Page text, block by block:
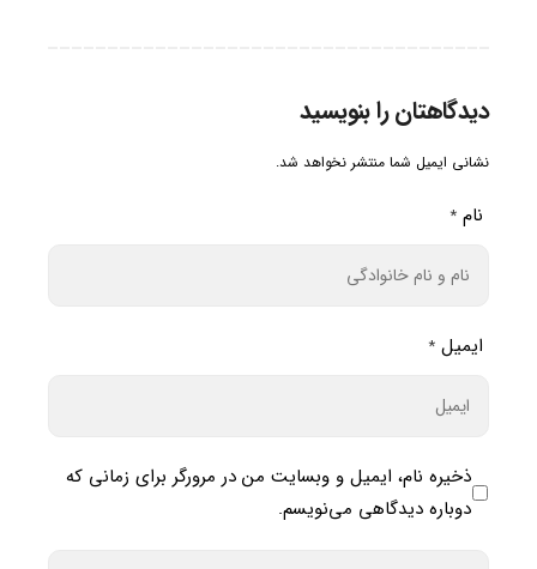
دیدگاهتان را بنویسید
نشانی ایمیل شما منتشر نخواهد شد.
نام *
ایمیل *
ذخیره نام، ایمیل و وبسایت من در مرورگر برای زمانی که
دوباره دیدگاهی می‌نویسم.